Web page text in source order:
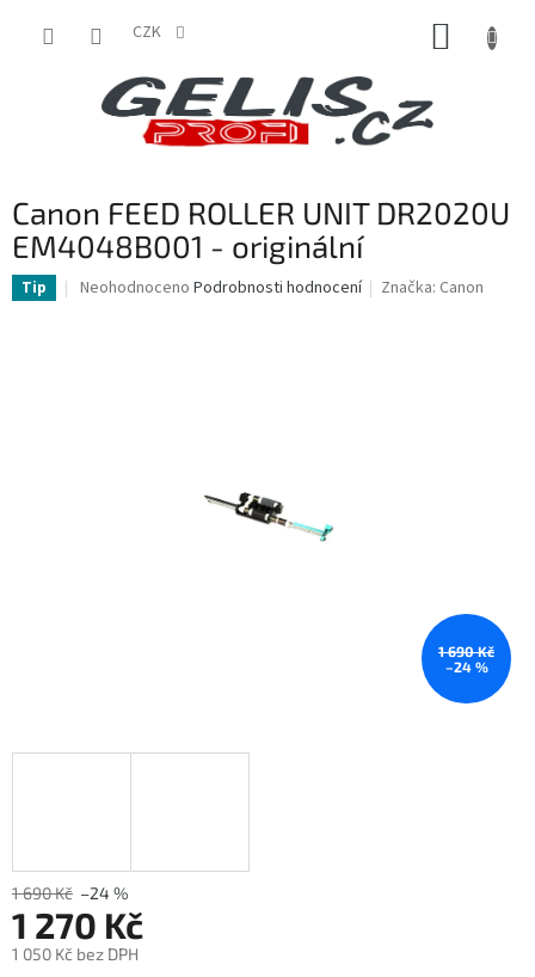
CZK
Canon FEED ROLLER UNIT DR2020U
EM4048B001 - originální
Tip
Průměrné
Neohodnoceno Podrobnosti hodnocení Značka: Canon
1 690 Kč
–24 %
1 690 Kč –24 %
1 270 Kč
1 050 Kč bez DPH